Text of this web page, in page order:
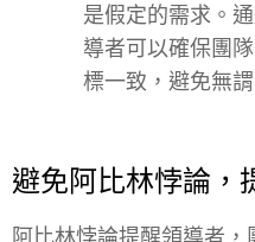
是假定的需求。
導者可以確保團
標一致，避免無
避免阿比林悖論，